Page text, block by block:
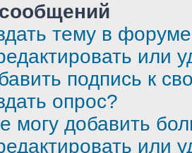
тему в
или
подпись к
опрос?
могу добавить
или